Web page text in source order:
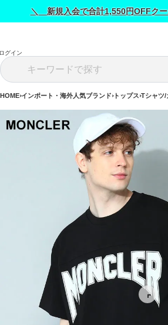
＼ 新規入会で合計1,550円OFFク
グイン
HOME インポート・海外人気ブランド トップス Tシャツ/